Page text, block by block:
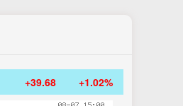
+39.68 +1.02%